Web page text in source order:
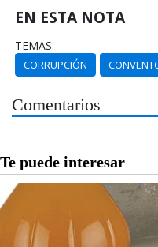
EN ESTA NOTA
TEMAS:
CORRUPCIÓN
Comentarios